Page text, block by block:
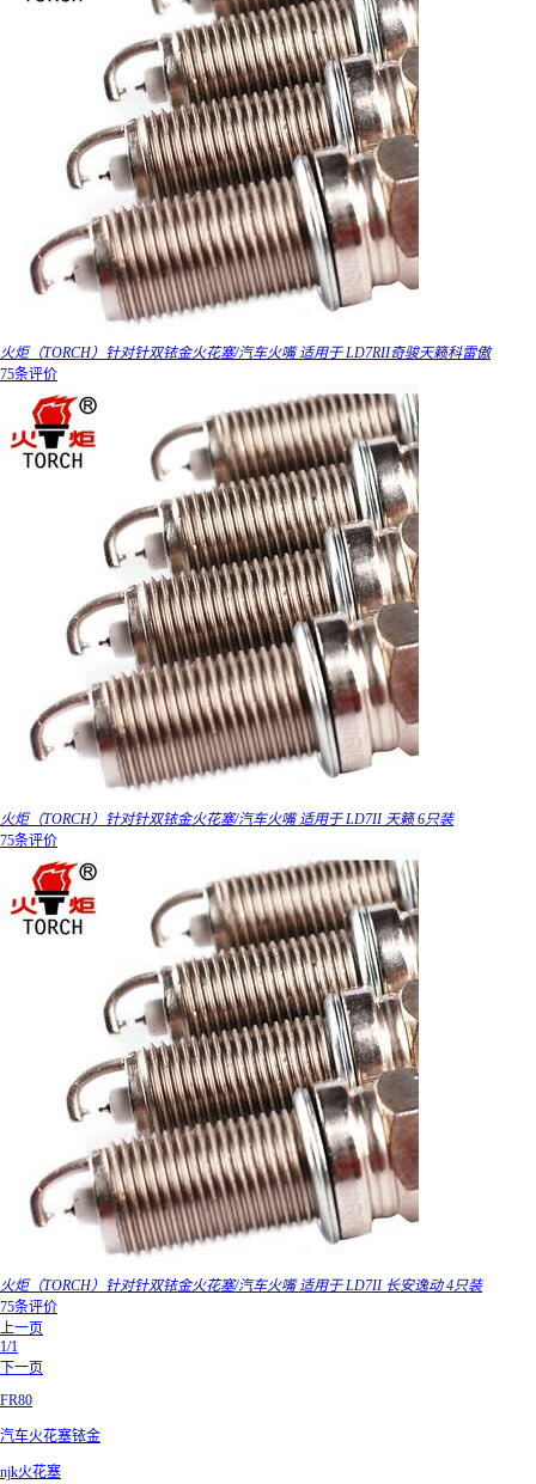
火炬（TORCH）针对针双铱金火花塞/汽车火嘴 适用于 LD7RII奇骏天籁科雷傲
75条评价
火炬（TORCH）针对针双铱金火花塞/汽车火嘴 适用于 LD7II 天籁 6只装
75条评价
火炬（TORCH）针对针双铱金火花塞/汽车火嘴 适用于 LD7II 长安逸动 4只装
75条评价
上一页
1/1
下一页
FR80
汽车火花塞铱金
njk火花塞